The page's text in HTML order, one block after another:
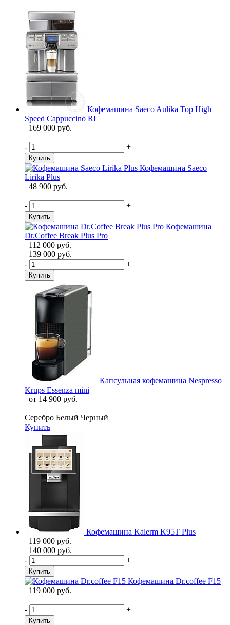
Кофемашина Saeco Aulika Top High
Speed Cappuccino RI
169 000 руб.
- +
Купить
Кофемашина Saeco
Lirika Plus
48 900 руб.
- +
Купить
Кофемашина
Dr.Coffee Break Plus Pro
112 000 руб.
139 000 руб.
-
+
Купить
Капсульная кофемашина Nespresso
Krups Essenza mini
от 14 900 руб.
Серебро Белый Черный
Купить
Кофемашина Kalerm K95T Plus
119 000 руб.
140 000 руб.
-
+
Купить
Кофемашина Dr.coffee F15
119 000 руб.
- +
Купить